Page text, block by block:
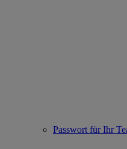
Passwort für Ihr